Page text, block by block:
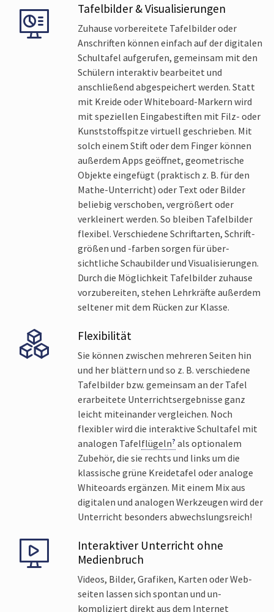
Tafelbilder & Visualisierungen
Zuhause vorbereitete Tafel­bilder oder
Anschriften können einfach auf der digitalen
Schultafel aufgerufen, gemeinsam mit den
Schülern interaktiv bearbeitet und
anschließend ab­gespeichert werden. Statt
mit Kreide oder Whiteboard-Markern wird
mit speziellen Eingabe­stiften mit Filz- oder
Kunststoff­spitze virtuell geschrieben. Mit
solch einem Stift oder dem Finger können
außerdem Apps geöffnet, geo­metrische
Objekte eingefügt (praktisch z. B. für den
Mathe-Unterricht) oder Text oder Bilder
beliebig verschoben, vergrößert oder
verkleinert werden. So bleiben Tafel­bilder
flexibel. Verschiedene Schrift­arten, Schrift­
größen und -farben sorgen für über­
sichtliche Schau­bilder und Visuali­sierungen.
Durch die Möglichkeit Tafel­bilder zuhause
vorzu­bereiten, stehen Lehr­kräfte außerdem
seltener mit dem Rücken zur Klasse.
Flexibilität
Sie können zwischen mehreren Seiten hin
und her blättern und so z. B. verschiedene
Tafel­bilder bzw. gemeinsam an der Tafel
erarbeitete Unterrichts­ergebnisse ganz
leicht miteinander vergleichen. Noch
flexibler wird die interaktive Schul­tafel mit
analogen Tafel­flügeln als optionalem
Zubehör, die sie rechts und links um die
klassische grüne Kreide­tafel oder analoge
White­oards ergänzen. Mit einem Mix aus
digitalen und analogen Werk­zeugen wird der
Unterricht besonders abwechslungs­reich!
Interaktiver Unterricht ohne
Medien­bruch
Videos, Bilder, Grafiken, Karten oder Web­
seiten lassen sich spontan und un­
kompliziert direkt aus dem Internet